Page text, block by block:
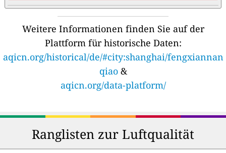
Weitere Informationen finden Sie auf der
Plattform für historische Daten:
aqicn.org/historical/de/#city:shanghai/fengxiannan
qiao&
aqicn.org/data-platform/
Ranglisten zur Luftqualität